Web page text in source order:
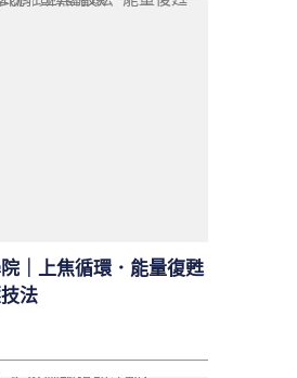
｜上焦循環．能量復甦
法